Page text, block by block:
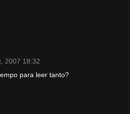
2007 18:32
para leer tanto?